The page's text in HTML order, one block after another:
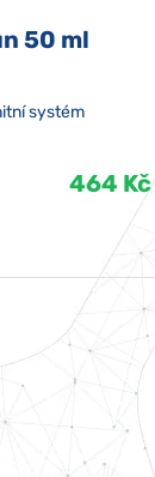
50 ml
systém
464 Kč